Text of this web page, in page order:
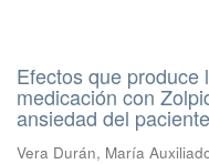
Efectos que produce
medicación con
ansiedad del
Vera Durán, María